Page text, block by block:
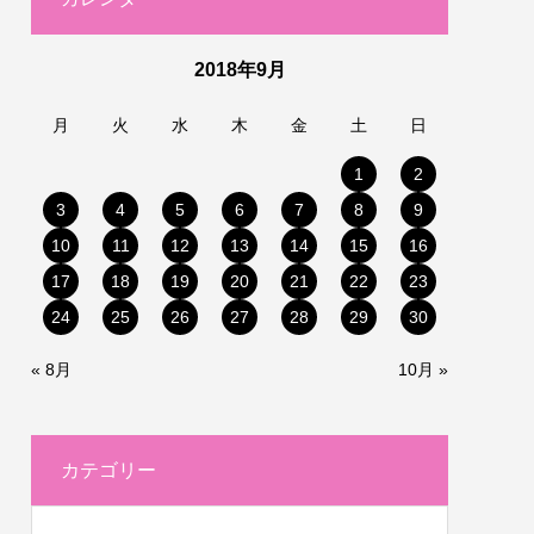
2018年9月
月 火 水 木 金 土 日
1
2
3
4 5 6 7 8
9
10
11 12 13 14 15
16
17
18 19 20 21 22
23
24
25 26 27 28 29 30
« 8月 10月 »
カテゴリー